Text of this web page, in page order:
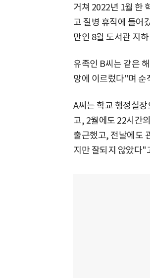
거쳐 2022년 1월 한
고 질병 휴직에 들어
만인 8월 도서관 지
유족인 B씨는 같은
망에 이르렀다"며 순
A씨는 학교 행정실
고, 2월에도 22시간
출근했고, 전날에도
지만 잘되지 않았다"